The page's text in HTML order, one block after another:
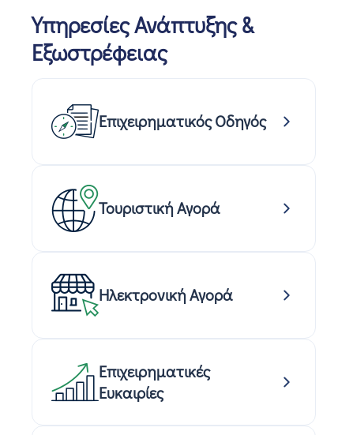
Υπηρεσίες Ανάπτυξης &
Εξωστρέφειας
Επιχειρηματικός Οδηγός
Τουριστική Αγορά
Ηλεκτρονική Αγορά
Επιχειρηματικές
Ευκαιρίες